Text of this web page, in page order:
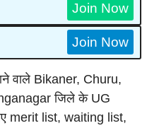
Join Now
Join Now
वाले Bikaner, Churu,
जिले के UG
merit list, waiting list,